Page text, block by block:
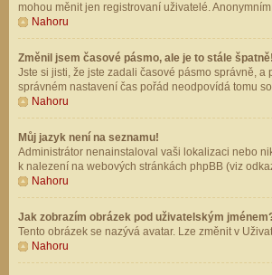
mohou měnit jen registrovaní uživatelé.
Nahoru
Změnil jsem časové pásmo, ale je to stále špatně!
Jste si jisti, že jste zadali časové pásmo správně,
správném nastavení čas pořád neodpovídá tomu
Nahoru
Můj jazyk není na seznamu!
Administrátor nenainstaloval vaši lokalizaci nebo
k nalezení na webových stránkách phpBB (viz
Nahoru
Jak zobrazím obrázek pod uživatelským
Tento obrázek se nazývá avatar. Lze změnit v
Nahoru